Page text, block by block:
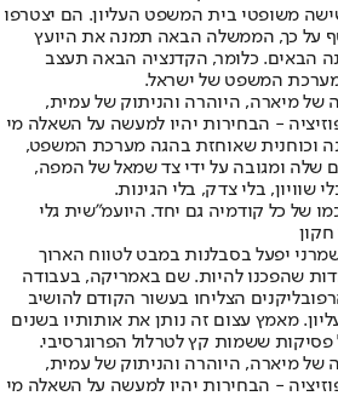
משופטי בית המשפט העליון. הם יצטרפו
על כך, הממשלה הבאה תמנה את היועץ
הבאים. כלומר, הקדנציה הבאה תעצב
המשפט של ישראל.
של מיארה, היוהרה והניתוק של עמית,
- הבחירות יהיו למעשה על השאלה מי
וכוחנית שאוחזת בהגה מערכת המשפט,
שלה ומגובה על ידי צד שמאל של המפה,
בלי צדק, בלי הגינות.
של כל קודמיה גם יחד. היועמ"שית גלי
יפעל בסבלנות במבט לטווח הארוך
שהפכנו להיות. שם באמריקה, בעבודה
הצליחו בעשור הקודם להושיב
מאמץ עצום זה נותן את אותותיו בשנים
ששמות קץ לטרלול הפרוגרסיבי.
של מיארה, היוהרה והניתוק של עמית,
- הבחירות יהיו למעשה על השאלה מי